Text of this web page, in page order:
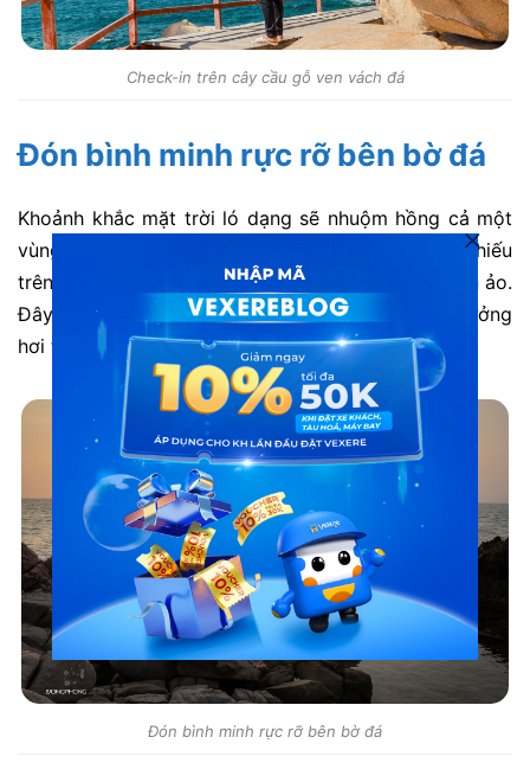
Check-in trên cây cầu gỗ ven vách đá
Đón bình minh rực rỡ bên bờ đá
Khoảnh khắc mặt trời ló dạng sẽ nhuộm hồng cả một
vùng trời biển bao la. Ánh sáng lấp lánh phản chiếu
trên những hố nước tạo nên vẻ đẹp lung linh huyền ảo.
Đây chính là giây phút tĩnh lặng nhất để bạn tận hưởng
hơi thở thiên nhiên.
Đón bình minh rực rỡ bên bờ đá